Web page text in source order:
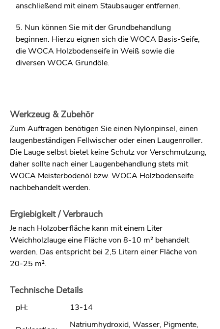
anschließend mit einem Staubsauger entfernen.
5. Nun können Sie mit der Grundbehandlung
beginnen. Hierzu eignen sich die WOCA Basis-Seife,
die WOCA Holzbodenseife in Weiß sowie die
diversen WOCA Grundöle.
Werkzeug & Zubehör
Zum Auftragen benötigen Sie einen Nylonpinsel, einen
laugenbeständigen Fellwischer oder einen Laugenroller.
Die Lauge selbst bietet keine Schutz vor Verschmutzung,
daher sollte nach einer Laugenbehandlung stets mit
WOCA Meisterbodenöl bzw. WOCA Holzbodenseife
nachbehandelt werden.
Ergiebigkeit / Verbrauch
Je nach Holzoberfläche kann mit einem Liter
Weichholzlauge eine Fläche von 8-10 m² behandelt
werden. Das entspricht bei 2,5 Litern einer Fläche von
20-25 m².
Technische Details
pH: 13-14
Natriumhydroxid, Wasser, Pigmente,